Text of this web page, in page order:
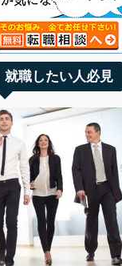
就職したい人必見